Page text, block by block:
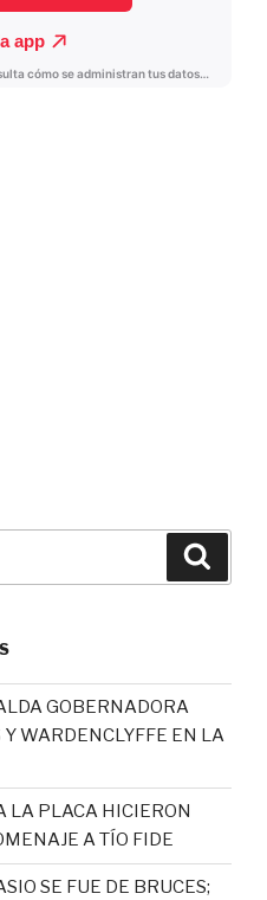
GOBERNADORA
WARDENCLYFFE EN LA
LA PLACA HICIERON
A TÍO FIDE
SE FUE DE BRUCES;